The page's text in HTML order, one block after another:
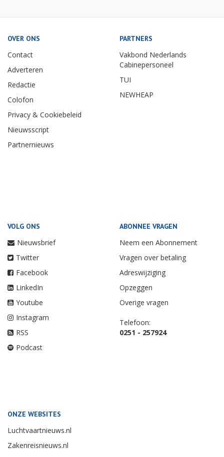
OVER ONS
Contact
Adverteren
Redactie
Colofon
Privacy & Cookiebeleid
Nieuwsscript
Partnernieuws
PARTNERS
Vakbond Nederlands
Cabinepersoneel
TUI
NEWHEAP
VOLG ONS
Nieuwsbrief
Twitter
Facebook
LinkedIn
Youtube
Instagram
RSS
Podcast
ABONNEE VRAGEN
Neem een Abonnement
Vragen over betaling
Adreswijziging
Opzeggen
Overige vragen
Telefoon:
0251 - 257924
ONZE WEBSITES
Luchtvaartnieuws.nl
Zakenreisnieuws.nl